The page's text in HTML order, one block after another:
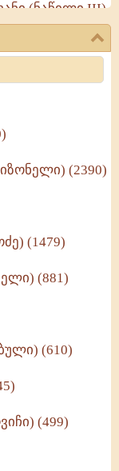
(ნაწილი III)
- II ტომი
-
(2390)
(1479)
(881)
(610)
(499)